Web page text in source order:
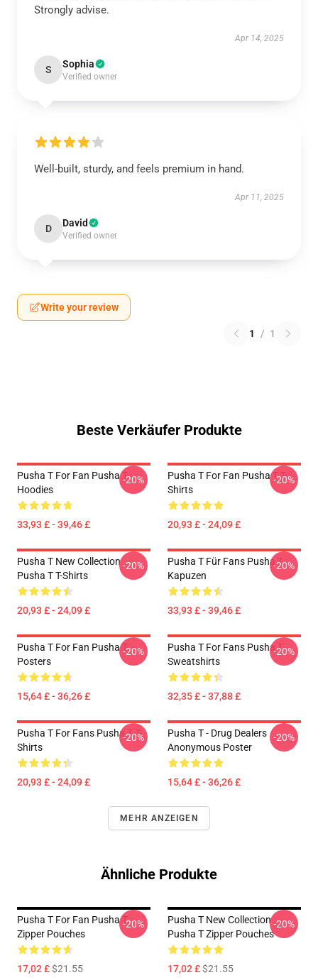
Strongly advise.
Apr 14, 2025
S Sophia
Verified owner
Well-built, sturdy, and feels premium in hand.
Apr 11, 2025
D David
Verified owner
Write your review
1 / 1
Beste Verkäufer Produkte
Pusha T For Fan Pusha T
Hoodies
33,93 £ - 39,46 £
-20%
Pusha T For Fan Pusha T T-
Shirts
20,93 £ - 24,09 £
-20%
Pusha T New Collection
Pusha T T-Shirts
20,93 £ - 24,09 £
-20%
Pusha T Für Fans Pusha T
Kapuzen
33,93 £ - 39,46 £
-20%
Pusha T For Fan Pusha T
Posters
15,64 £ - 36,26 £
-20%
Pusha T For Fans Pusha T
Sweatshirts
32,35 £ - 37,88 £
-20%
Pusha T For Fans Pusha T T-
Shirts
20,93 £ - 24,09 £
-20%
Pusha T - Drug Dealers
Anonymous Poster
15,64 £ - 36,26 £
-20%
MEHR ANZEIGEN
Ähnliche Produkte
Pusha T For Fan Pusha T
Zipper Pouches
17,02 £$21.55
-20%
Pusha T New Collection
Pusha T Zipper Pouches
17,02 £$21.55
-20%